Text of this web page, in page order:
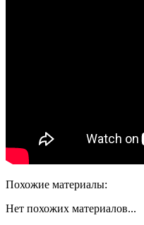
Похожие материалы:
Нет похожих материалов...